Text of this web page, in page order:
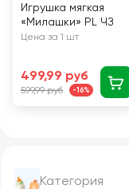
Категория
Игрушка мягкая
«Милашки» PL ЧЗ
Цена за 1 шт
499,99 руб
599,99 руб -16%